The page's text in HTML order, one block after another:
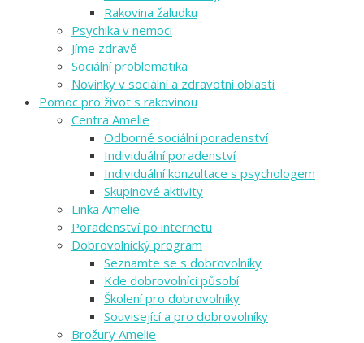
Rakovina žaludku
Psychika v nemoci
Jíme zdravě
Sociální problematika
Novinky v sociální a zdravotní oblasti
Pomoc pro život s rakovinou
Centra Amelie
Odborné sociální poradenství
Individuální poradenství
Individuální konzultace s psychologem
Skupinové aktivity
Linka Amelie
Poradenství po internetu
Dobrovolnický program
Seznamte se s dobrovolníky
Kde dobrovolníci působí
Školení pro dobrovolníky
Související a pro dobrovolníky
Brožury Amelie